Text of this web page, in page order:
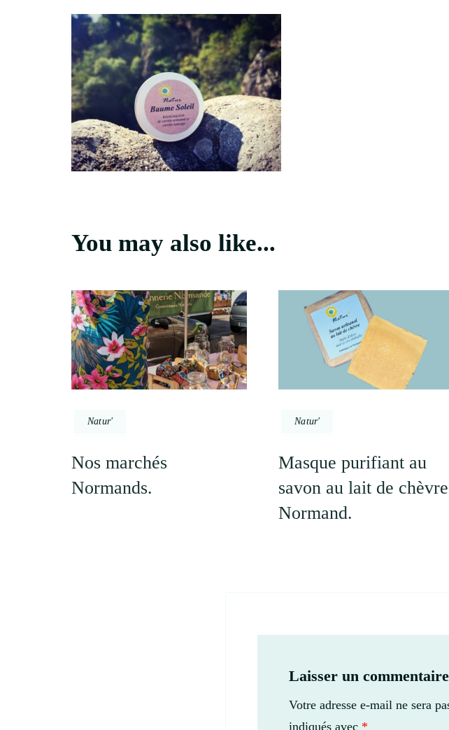
Soleil
You may also like...
Natur'
Nos marchés
Normands.
Natur'
Masque purifiant au
savon au lait de chèvre
Normand.
Laisser un commentaire
Votre adresse e-mail ne sera
indiqués avec *